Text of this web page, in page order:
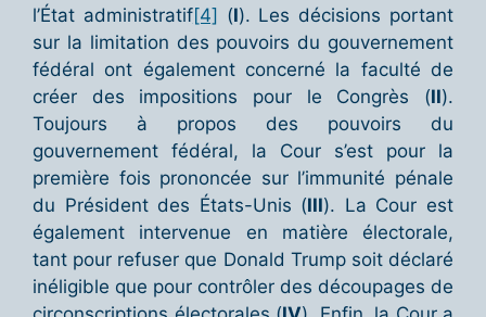
l’État administratif[4] (I). Les décisions portant
sur la limitation des pouvoirs du gouvernement
fédéral ont également concerné la faculté de
créer des impositions pour le Congrès (II).
Toujours à propos des pouvoirs du
gouvernement fédéral, la Cour s’est pour la
première fois prononcée sur l’immunité pénale
du Président des États-Unis (III). La Cour est
également intervenue en matière électorale,
tant pour refuser que Donald Trump soit déclaré
inéligible que pour contrôler des découpages de